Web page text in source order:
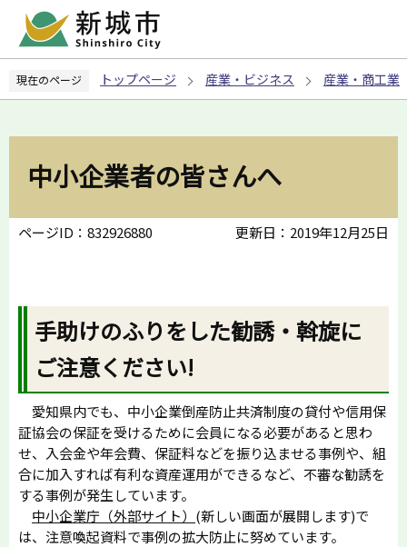
ペ
の
現在のページ トップページ 産業・ビジネス 産業・商工業
中小企業者の皆さんへ
ページID：832926880 更新日：2019年12月25日
手助けのふりをした勧誘・斡旋に
ご注意ください!
愛知県内でも、中小企業倒産防止共済制度の貸付や信用保
証協会の保証を受けるために会員になる必要があると思わ
せ、入会金や年会費、保証料などを振り込ませる事例や、組
合に加入すれば有利な資産運用ができるなど、不審な勧誘を
する事例が発生しています。
中小企業庁（外部サイト） (新しい画面が展開します)で
は、注意喚起資料で事例の拡大防止に努めています。